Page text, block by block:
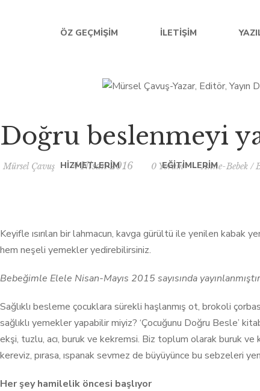
ÖZ GEÇMIŞIM İLETIŞIM
HIZMETLERIM EĞITIMLERIM
Doğru beslenmeyi
Mürsel Çavuş 4 Nisan 2016 0 Yorum Anne-Bebek /
Keyifle ısırılan bir lahmacun, kavga gürültü ile yenilen kabak
hem neşeli yemekler yedirebilirsiniz.
Bebeğimle Elele Nisan-Mayıs 2015 sayısında
Sağlıklı besleme çocuklara sürekli haşlanmış ot, brokoli
sağlıklı yemekler yapabilir miyiz? ‘Çocuğunu Doğru Besle’
ekşi, tuzlu, acı, buruk ve kekremsi. Biz toplum olarak buruk ve
kereviz, pırasa, ıspanak sevmez de büyüyünce bu sebzeleri
Her şey hamilelik öncesi başlıyor